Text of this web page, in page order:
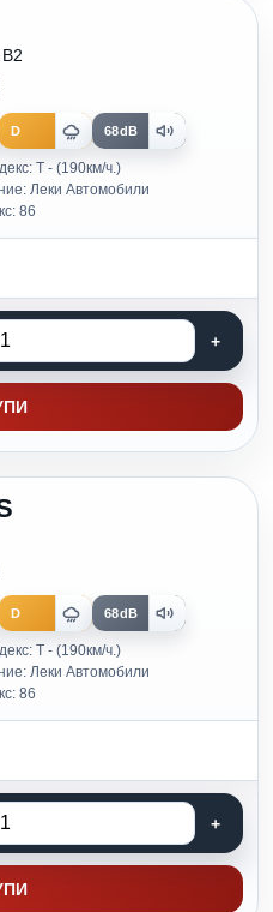
D 68dB
T - (190км/ч.)
Леки Автомобили
86
D 68dB
T - (190км/ч.)
Леки Автомобили
86